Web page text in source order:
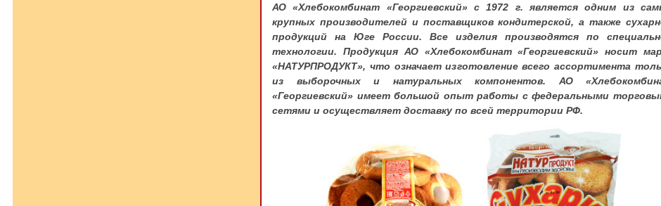
АО «Хлебокомбинат «Георгиевский» с 1972 г. является одним из
крупных производителей и поставщиков кондитерской, а также
продукций на Юге России. Все изделия производятся по
технологии. Продукция АО «Хлебокомбинат «Георгиевский» носит
«НАТУРПРОДУКТ», что означает изготовление всего ассортимента
из выборочных и натуральных компонентов. АО
«Георгиевский» имеет большой опыт работы с федеральными
сетями и осуществляет доставку по всей территории РФ.